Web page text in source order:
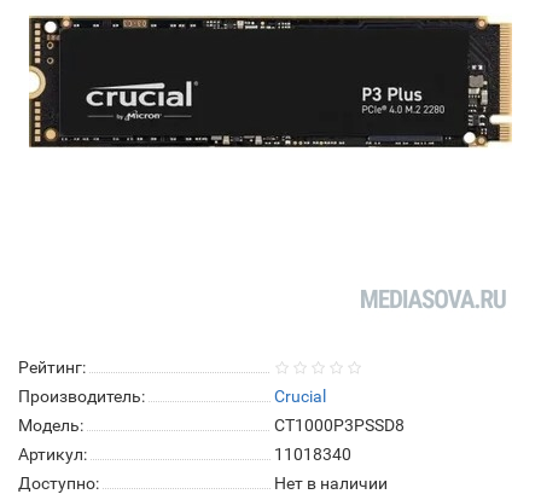
Рейтинг:
Производитель:
Crucial
Модель:
CT1000P3PSSD8
Артикул:
11018340
Доступно:
Нет в наличии